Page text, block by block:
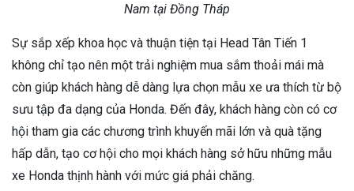
Nam tại Đồng Tháp
Sự sắp xếp khoa học và thuận tiện tại Head Tân Tiến 1
không chỉ tạo nên một trải nghiệm mua sắm thoải mái mà
còn giúp khách hàng dễ dàng lựa chọn mẫu xe ưa thích từ bộ
sưu tập đa dạng của Honda. Đến đây, khách hàng còn có cơ
hội tham gia các chương trình khuyến mãi lớn và quà tặng
hấp dẫn, tạo cơ hội cho mọi khách hàng sở hữu những mẫu
xe Honda thịnh hành với mức giá phải chăng.